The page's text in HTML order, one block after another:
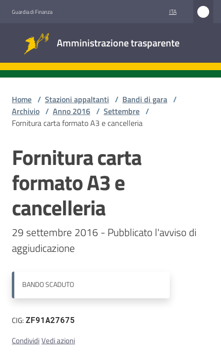
Guardia di Finanza ITA
Amministrazione trasparente
trasparente
Stazioni
appaltanti
Contatti
Home / Stazioni appaltanti / Bandi di gara /
Archivio / Anno 2016 / Settembre /
Fornitura carta formato A3 e cancelleria
Salta al contenuto
Fornitura carta
formato A3 e
cancelleria
29 settembre 2016 - Pubblicato l'avviso di
aggiudicazione
BANDOSCADUTO
CIG:ZF91A27675
CondividiVedi azioni